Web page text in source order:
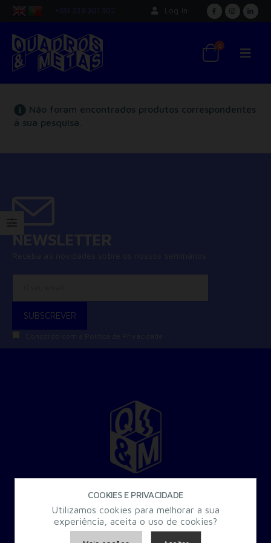
+351 228 301 302 Log In
0
Não foram encontrados produtos correspondentes
à sua pesquisa.
30 Anos a criar Formação Especializada para a Administração
COOKIES E PRIVACIDADE
Utilizamos cookies para melhorar a sua
experiência, aceita o uso de cookies?